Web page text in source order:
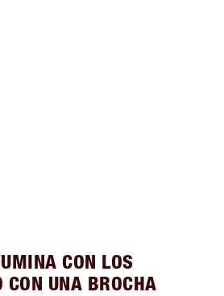
CON LOS
CON UNA BROCHA